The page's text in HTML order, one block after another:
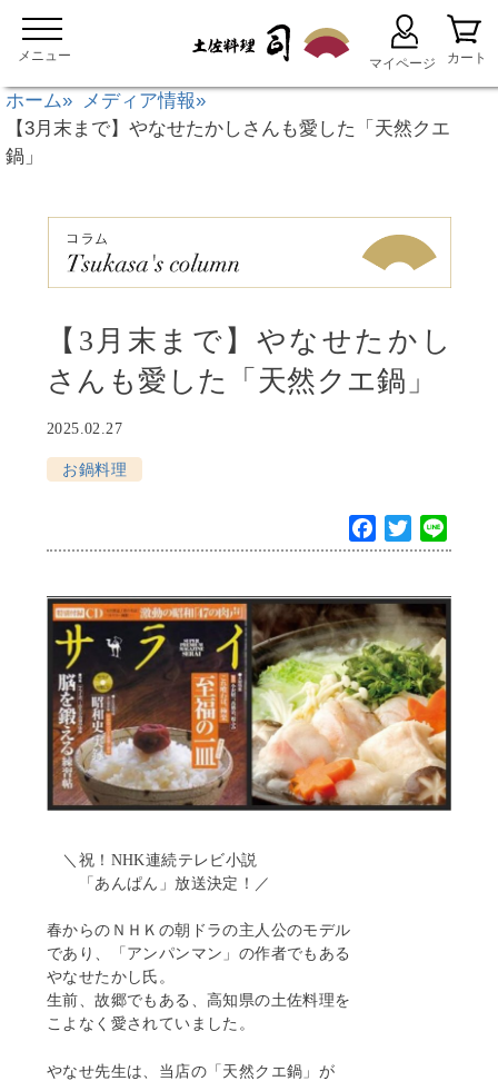
ホーム
メディア情報
【3月末まで】やなせたかしさんも愛した「天然クエ
鍋」
【3月末まで】やなせたかし
さんも愛した「天然クエ鍋」
2025.02.27
お鍋料理
a
e
b
o
o
k
w
t
t
e
r
i
＼祝！NHK連続テレビ小説
「あんぱん」放送決定！／
春からのＮＨＫの朝ドラの主人公のモデル
であり、「アンパンマン」の作者でもある
やなせたかし氏。
生前、故郷でもある、高知県の土佐料理を
こよなく愛されていました。
やなせ先生は、当店の「天然クエ鍋」が